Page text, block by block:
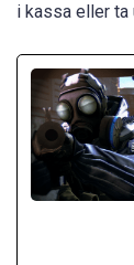
i kassa eller